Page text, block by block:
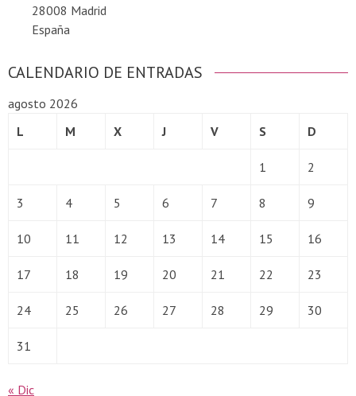
28008 Madrid
España
CALENDARIO DE ENTRADAS
agosto 2026
L
M X J V S D
1 2
3 4 5 6 7 8 9
10 11 12 13 14 15 16
17 18 19 20 21 22 23
24 25 26 27 28 29 30
31
« Dic